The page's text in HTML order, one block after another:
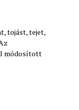
tojást, tejet,
módosított